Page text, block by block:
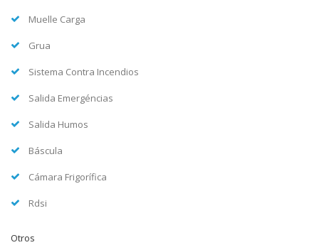
Muelle Carga
Grua
Sistema Contra Incendios
Salida Emergéncias
Salida Humos
Báscula
Cámara Frigorífica
Rdsi
Otros